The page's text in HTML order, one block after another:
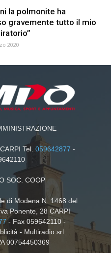
la polmonite ha
gravemente tutto il mio
2020
Tel.059642877 -
SOC. COOP
di Modena N. 1468 del
Ponente, 28 CARPI
- Fax 059642110 -
- Multiradio srl
00754450369